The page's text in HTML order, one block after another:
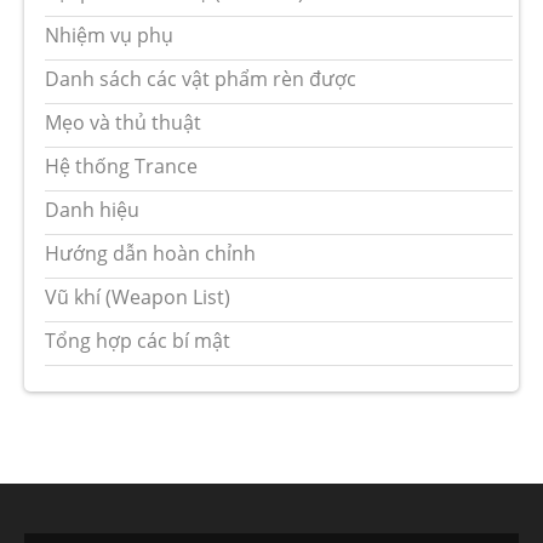
Nhiệm vụ phụ
Danh sách các vật phẩm rèn được
Mẹo và thủ thuật
Hệ thống Trance
Danh hiệu
Hướng dẫn hoàn chỉnh
Vũ khí (Weapon List)
Tổng hợp các bí mật